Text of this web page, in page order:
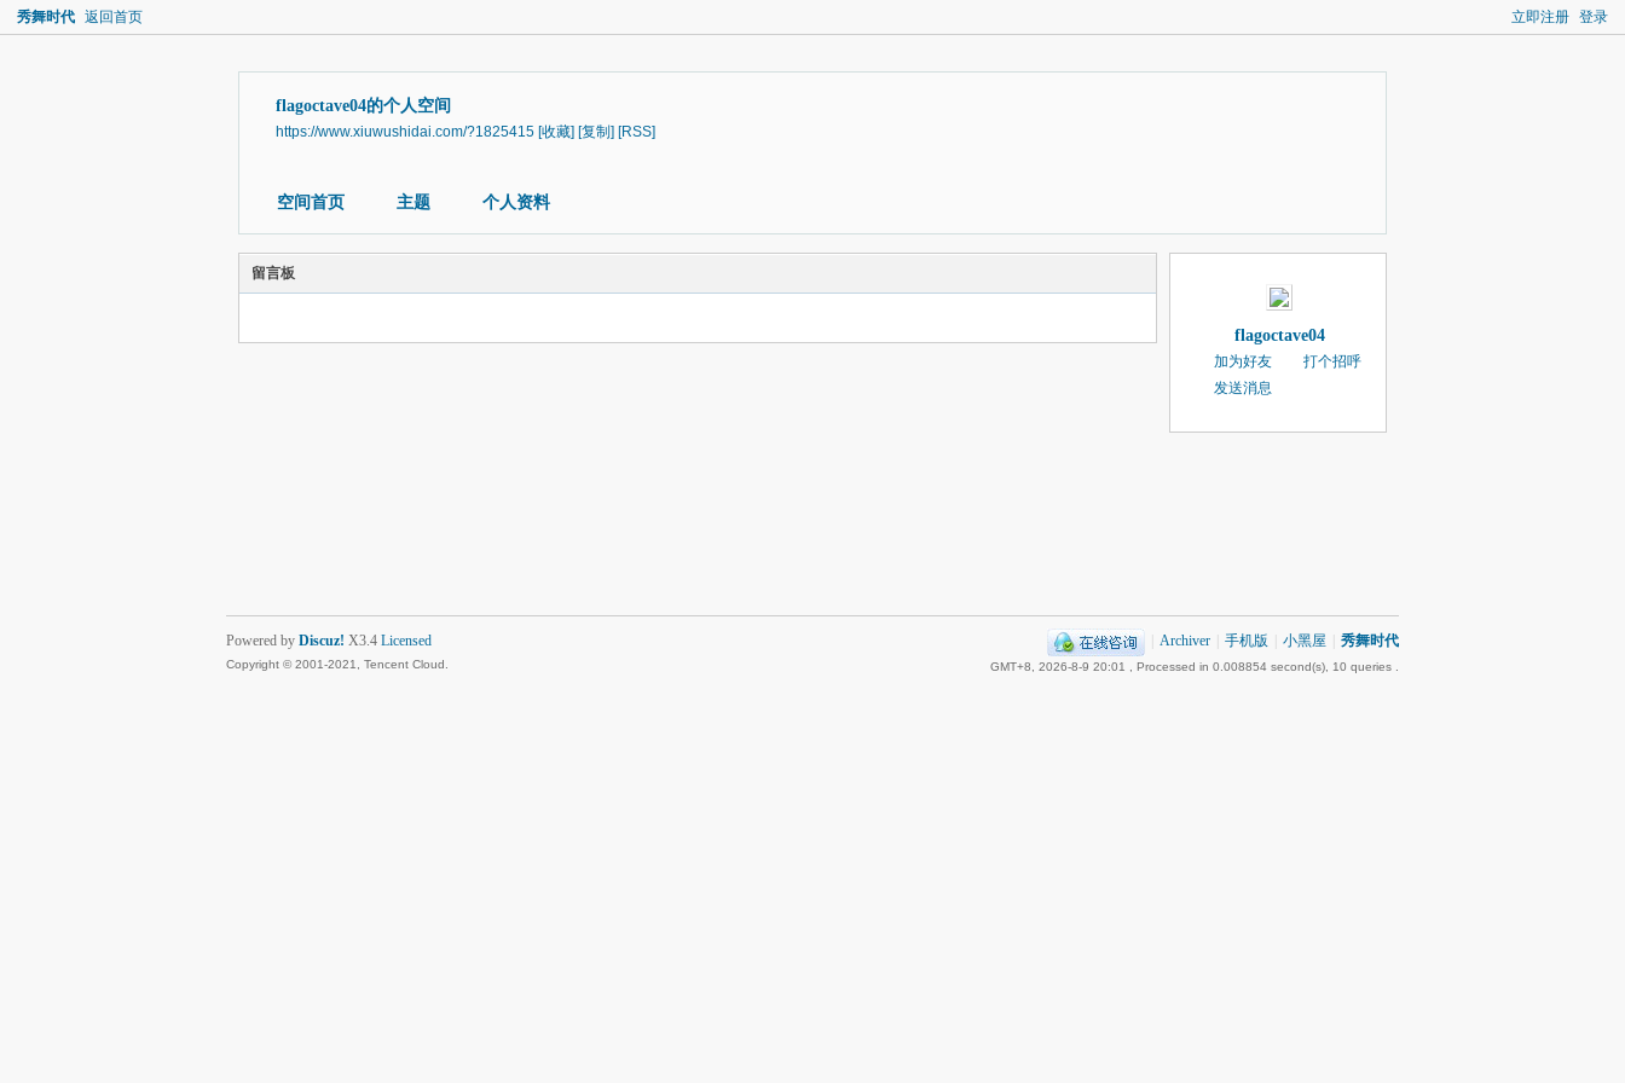
立即注册 登录
秀舞时代 返回首页
flagoctave04的个人空间
https://www.xiuwushidai.com/?1825415 [收藏] [复制] [RSS]
空间首页 主题 个人资料
留言板
flagoctave04
加为好友
打个招呼
发送消息
Archiver 手机版 小黑屋 秀舞时代
GMT+8, 2026-8-9 20:01 , Processed in 0.008854 second(s), 10 queries .
Powered by Discuz! X3.4 Licensed
Copyright © 2001-2021, Tencent Cloud.